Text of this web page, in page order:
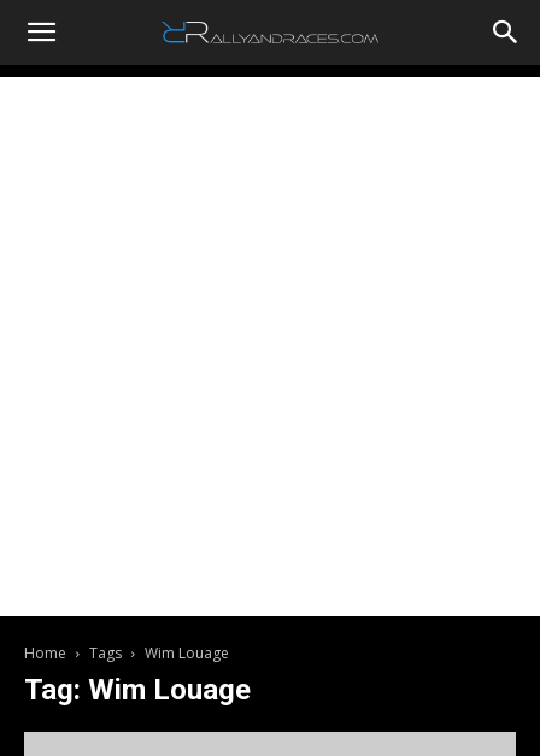
RallyandRaces.com
Home Tags Wim Louage
Tag: Wim Louage